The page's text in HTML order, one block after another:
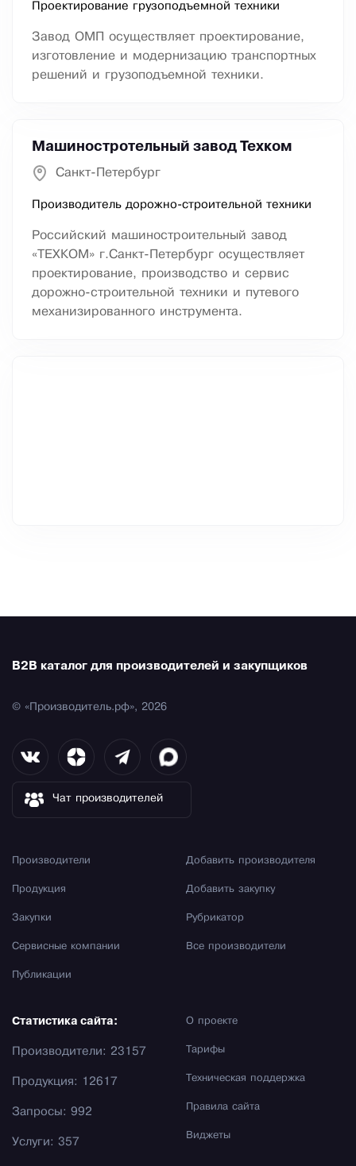
Проектирование грузоподъемной техники
Завод ОМП осуществляет проектирование,
изготовление и модернизацию транспортных
решений и грузоподъемной техники.
Машиностротельный завод Техком
Санкт-Петербург
Производитель дорожно-строительной техники
Российский машиностроительный завод
«ТЕХКОМ» г.Санкт-Петербург осуществляет
проектирование, производство и сервис
дорожно-строительной техники и путевого
механизированного инструмента.
B2B каталог для производителей и закупщиков
© «Производитель.рф», 2026
Чат производителей
Производители
Продукция
Закупки
Сервисные компании
Публикации
Добавить производителя
Добавить закупку
Рубрикатор
Все производители
О проекте
Тарифы
Техническая поддержка
Правила сайта
Виджеты
Статистика сайта:
Производители: 23157
Продукция: 12617
Запросы: 992
Услуги: 357